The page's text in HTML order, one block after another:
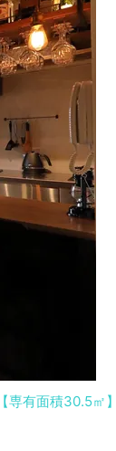
有面積30.5㎡】